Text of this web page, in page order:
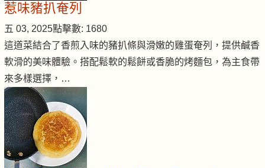
惹味豬扒奄列
五 03, 2025點擊數: 1680
這道菜結合了香煎入味的豬扒條與滑嫩的雞蛋奄列，提供鹹香
軟滑的美味體驗。搭配鬆軟的鬆餅或香脆的烤麵包，為主食帶
來多樣選擇，…